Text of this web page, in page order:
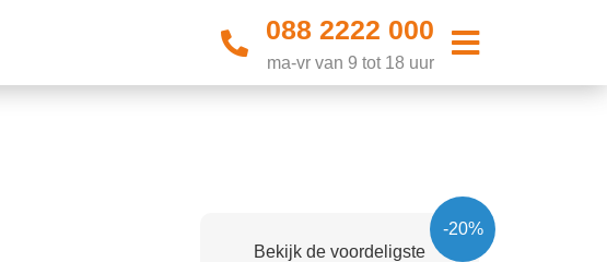
088 2222 000
ma-vr van 9 tot 18 uur
-20%
Bekijk de voordeligste